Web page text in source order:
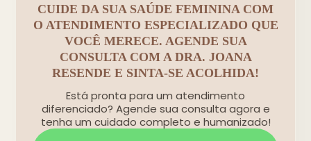
CUIDE DA SUA SAÚDE FEMININA COM
O ATENDIMENTO ESPECIALIZADO QUE
VOCÊ MERECE. AGENDE SUA
CONSULTA COM A DRA. JOANA
RESENDE E SINTA-SE ACOLHIDA!
Está pronta para um atendimento
diferenciado? Agende sua consulta agora e
tenha um cuidado completo e humanizado!